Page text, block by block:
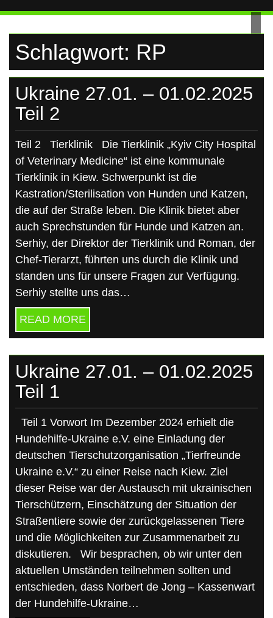
Schlagwort: RP
Ukraine 27.01. – 01.02.2025
Teil 2
Teil 2 Tierklinik Die Tierklinik „Kyiv City Hospital
of Veterinary Medicine“ ist eine kommunale
Tierklinik in Kiew. Schwerpunkt ist die
Kastration/Sterilisation von Hunden und Katzen,
die auf der Straße leben. Die Klinik bietet aber
auch Sprechstunden für Hunde und Katzen an.
Serhiy, der Direktor der Tierklinik und Roman, der
Chef-Tierarzt, führten uns durch die Klinik und
standen uns für unsere Fragen zur Verfügung.
Serhiy stellte uns das…
READ MORE
Ukraine 27.01. – 01.02.2025
Teil 1
Teil 1 Vorwort Im Dezember 2024 erhielt die
Hundehilfe-Ukraine e.V. eine Einladung der
deutschen Tierschutzorganisation „Tierfreunde
Ukraine e.V.“ zu einer Reise nach Kiew. Ziel
dieser Reise war der Austausch mit ukrainischen
Tierschützern, Einschätzung der Situation der
Straßentiere sowie der zurückgelassenen Tiere
und die Möglichkeiten zur Zusammenarbeit zu
diskutieren. Wir besprachen, ob wir unter den
aktuellen Umständen teilnehmen sollten und
entschieden, dass Norbert de Jong – Kassenwart
der Hundehilfe-Ukraine…